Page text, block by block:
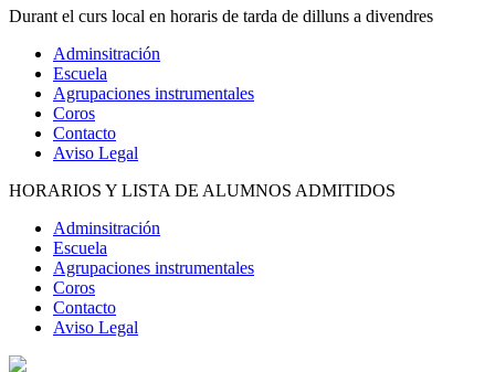
Durant el curs local en horaris de tarda de dilluns a divendres
Adminsitración
Escuela
Agrupaciones instrumentales
Coros
Contacto
Aviso Legal
HORARIOS Y LISTA DE ALUMNOS ADMITIDOS
Adminsitración
Escuela
Agrupaciones instrumentales
Coros
Contacto
Aviso Legal